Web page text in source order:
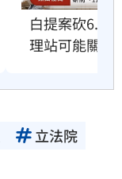
白提案砍6.6
理站可能關門
立法院